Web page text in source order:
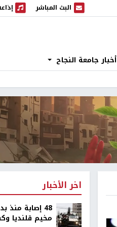
البث المباشر
البث المباشر إذاعة
أخبار جامعة النجاح
اخر الأخبار
48 إصابة منذ
مخيم قلنديا